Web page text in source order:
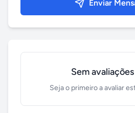
Enviar
Sem
Seja o primeiro a avaliar